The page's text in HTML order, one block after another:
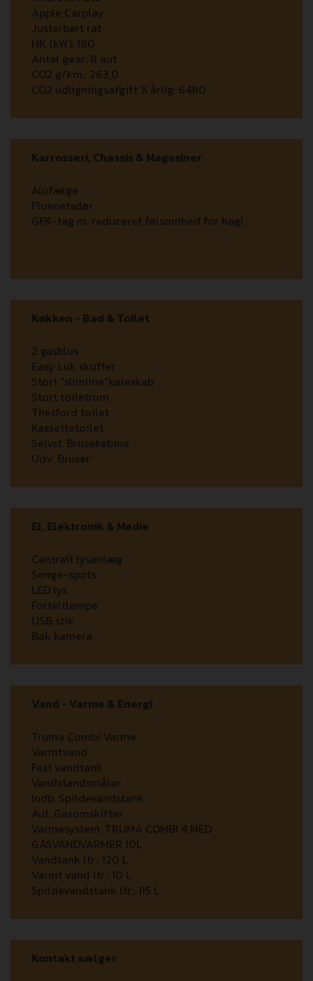
Apple Carplay
Justerbart rat
HK (kW): 180
Antal gear: 8 aut
CO2 g/km.: 263,0
CO2 udligningsafgift ½ årlig: 6480
Karrosseri, Chassis & Magasiner
Alufælge
Fluenetsdør
GFK-tag m. reduceret følsomhed for hagl
Køkken - Bad & Toilet
2 gasblus
Easy Luk skuffer
Stort "slimline"køleskab
Stort toiletrum
Thetford toilet
Kassettetoilet
Selvst. Brusekabine
Udv. Bruser
El, Elektronik & Medie
Centralt lysanlæg
Senge-spots
LED lys
Forteltlampe
USB stik
Bak kamera
Vand - Varme & Energi
Truma Combi Varme
Varmtvand
Fast vandtank
Vandstandsmåler
Indb. Spildevandstank
Aut. Gasomskifter
Varmesystem: TRUMA COMBI 4 MED
GASVANDVARMER 10L
Vandtank ltr.: 120 L
Varmt vand ltr.: 10 L
Spildevandstank ltr.: 115 L
Kontakt sælger